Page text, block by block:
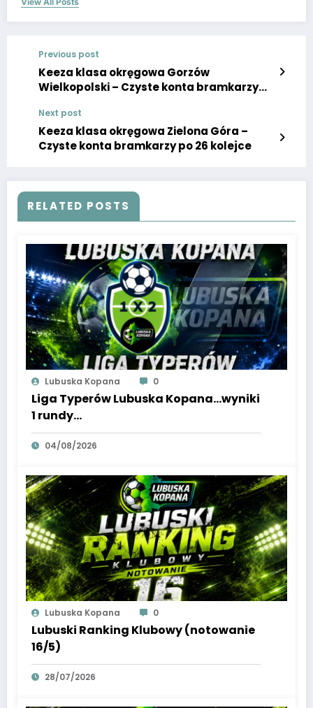
Previous post
Keeza klasa okręgowa Gorzów
Wielkopolski – Czyste konta bramkarzy
Next post
Keeza klasa okręgowa Zielona Góra –
Czyste konta bramkarzy po 26 kolejce
RELATED POSTS
Lubuska Kopana 0
Liga Typerów Lubuska Kopana…wyniki
1 rundy…
04/08/2026
Lubuska Kopana 0
Lubuski Ranking Klubowy (notowanie
16/5)
28/07/2026